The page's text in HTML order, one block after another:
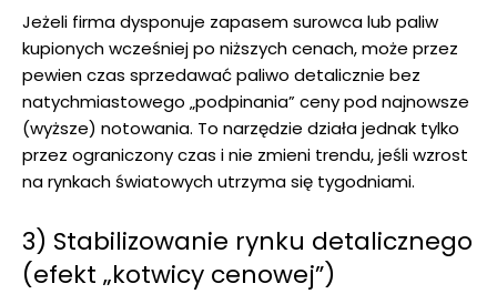
Jeżeli firma dysponuje zapasem surowca lub paliw
kupionych wcześniej po niższych cenach, może przez
pewien czas sprzedawać paliwo detalicznie bez
natychmiastowego „podpinania” ceny pod najnowsze
(wyższe) notowania. To narzędzie działa jednak tylko
przez ograniczony czas i nie zmieni trendu, jeśli wzrost
na rynkach światowych utrzyma się tygodniami.
3) Stabilizowanie rynku detalicznego
(efekt „kotwicy cenowej”)